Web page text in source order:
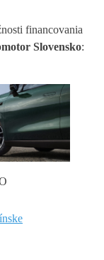
financovania
Slovensko: